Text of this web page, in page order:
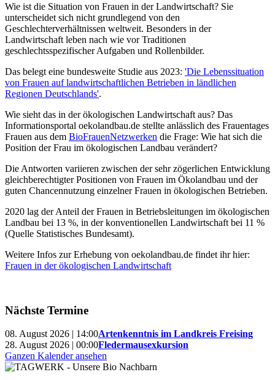
Wie ist die Situation von Frauen in der Landwirtschaft? Sie
unterscheidet sich nicht grundlegend von den
Geschlechterverhältnissen weltweit. Besonders in der
Landwirtschaft leben nach wie vor Traditionen
geschlechtsspezifischer Aufgaben und Rollenbilder.
Das belegt eine bundesweite Studie aus 2023: 'Die Lebenssituation
von Frauen auf landwirtschaftlichen Betrieben in ländlichen
Regionen Deutschlands'.
Wie sieht das in der ökologischen Landwirtschaft aus? Das
Informationsportal oekolandbau.de stellte anlässlich des Frauentages
Frauen aus dem BioFrauenNetzwerken die Frage: Wie hat sich die
Position der Frau im ökologischen Landbau verändert?
Die Antworten variieren zwischen der sehr zögerlichen Entwicklung
gleichberechtigter Positionen von Frauen im Ökolandbau und der
guten Chancennutzung einzelner Frauen in ökologischen Betrieben.
2020 lag der Anteil der Frauen in Betriebsleitungen im ökologischen
Landbau bei 13 %, in der konventionellen Landwirtschaft bei 11 %
(Quelle Statistisches Bundesamt).
Weitere Infos zur Erhebung von oekolandbau.de findet ihr hier:
Frauen in der ökologischen Landwirtschaft
Nächste Termine
08. August 2026 | 14:00Artenkenntnis im Landkreis Freising
28. August 2026 | 00:00Fledermausexkursion
Ganzen Kalender ansehen